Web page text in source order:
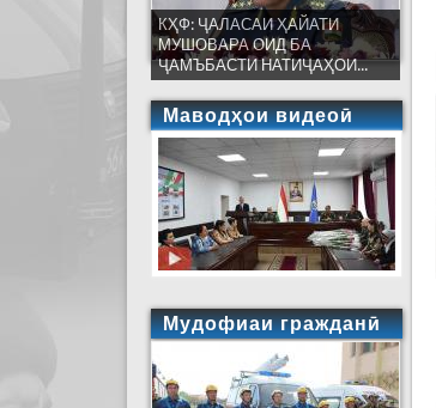
КҲФ: ҶАЛАСАИ ҲАЙАТИ
МУШОВАРА ОИД БА
ҶАМЪБАСТИ НАТИҶАҲОИ...
Маводҳои видеоӣ
Мудофиаи гражданӣ